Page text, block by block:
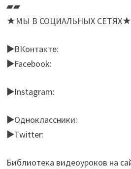
▰▰
★МЫ В СОЦИАЛЬНЫХ СЕТЯХ★
►ВКонтакте:
►Facebook:
►Instagram:
►Одноклассники:
►Twitter:
Библиотека видеоуроков на